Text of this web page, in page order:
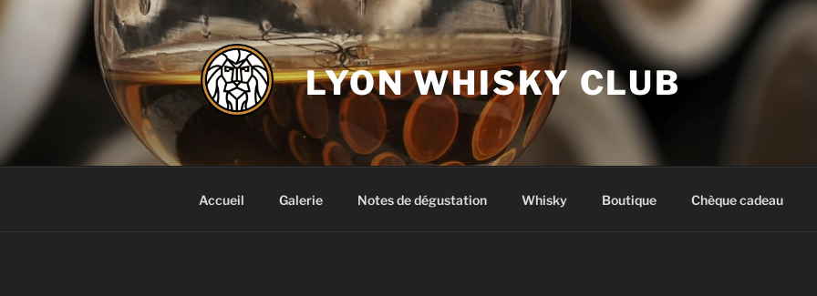
principal
LYON WHISKY CLUB
Accueil Galerie Notes de dégustation Whisky Boutique Chèque cadeau